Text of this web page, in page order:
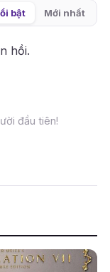
bật Mới nhất
hồi.
đầu tiên!